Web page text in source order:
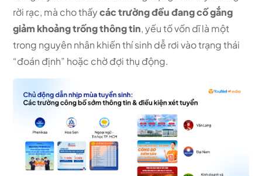
rời rạc, mà cho thấycác trường đều đang cố gắng
giảm khoảng trống thông tin, yếu tố vốn dĩ là một
trong nguyên nhân khiến thí sinh dễ rơi vào trạng thái
“đoán định” hoặc chờ đợi thụ động.